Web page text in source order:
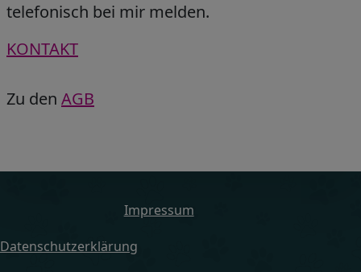
telefonisch bei mir melden.
KONTAKT
Zu den AGB
Impressum
Datenschutzerklärung